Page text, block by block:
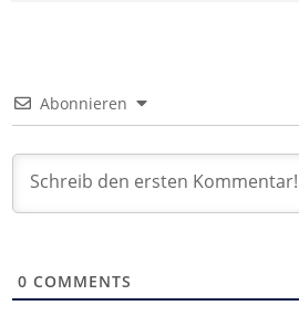
Abonnieren
0 COMMENTS